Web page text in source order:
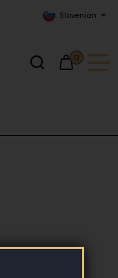
Slovenian
0